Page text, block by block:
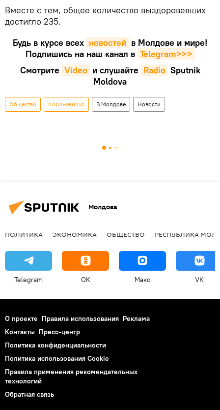
Вместе с тем, общее количество выздоровевших
достигло 235.
Будь в курсе всех новостей в Молдове и мире!
Подпишись на наш канал в Telegram>>>
Смотрите Video и слушайте Radio Sputnik
Moldova
Общество Коронавирус В Молдове Новости
Молдова
ПОЛИТИКА ЭКОНОМИКА ОБЩЕСТВО РЕСПУБЛИКА
Telegram OK Макс VK
О проекте Правила использования Реклама
Контакты Пресс-центр
Политика конфиденциальности
Политика использования Cookie
Правила применения рекомендательных
технологий
Обратная связь